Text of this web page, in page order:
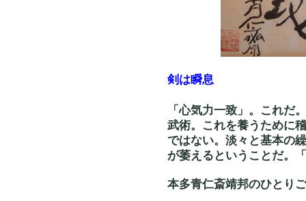
剣は瞬息
「心気力一致」。これだ
武術。これを養うために
ではない。淡々と基本の
が萎えるということだ。
本多青仁斎靖邦のひとり